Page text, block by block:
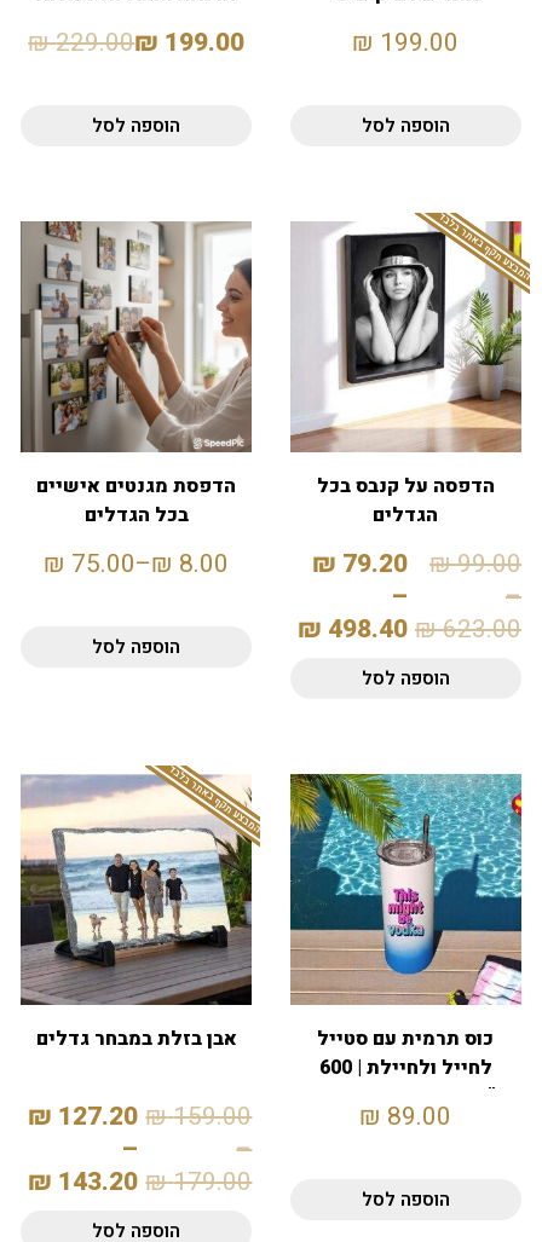
199.00
₪
הוספה לסל
199.00
₪
229.00
₪
הוספה לסל
המבצע תקף באתר בלבד
הדפסה על קנבס בכל
הגדלים
99.00
₪
–
623.00
₪
79.20
₪
–
498.40
₪
הוספה לסל
הדפסת מגנטים אישיים
בכל הגדלים
8.00
₪
–
75.00
₪
הוספה לסל
כוס תרמית עם סטייל
לחייל ולחיילת | 600
מ"ל | עם קש – כחול-לבן
89.00
₪
הוספה לסל
המבצע תקף באתר בלבד
אבן בזלת במבחר גדלים
159.00
₪
–
179.00
₪
127.20
₪
–
143.20
₪
הוספה לסל